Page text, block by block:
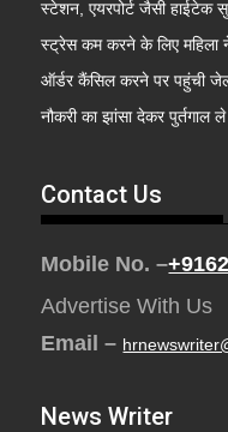
स्टेशन, एयरपोर्ट जैसी
स्ट्रेस कम करने के लिए महिला
ऑर्डर कैंसिल करने पर पहुंची
नौकरी का झांसा देकर पुर्तगाल
Contact Us
Mobile No. –
Advertise With Us
Email –
News Writer